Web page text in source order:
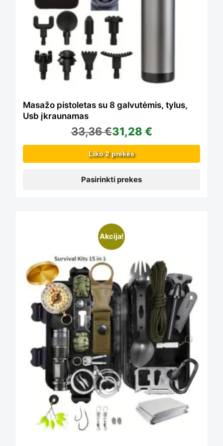
page
Masažo pistoletas su 8 galvutėmis, tylus,
Usb įkraunamas
33,36€31,28 €
Liko 2 prekės
Pasirinkti prekes
variants.
The
options
may
the
product
page
Akcija!